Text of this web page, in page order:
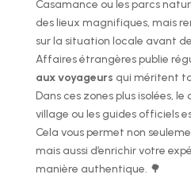
Casamance ou les parcs
des lieux magnifiques, mais
sur la situation locale avant
Affaires étrangères publie
aux voyageurs qui méritent
Dans ces zones plus isolées,
village ou les guides officiels
Cela vous permet non
mais aussi d’enrichir votre
manière authentique. 🌳